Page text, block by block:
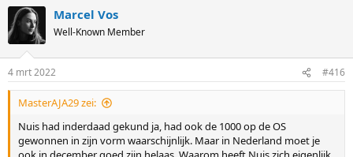
c
t
s
:
Marcel Vos
Well-Known Member
4 mrt 2022 #416
MasterAJA29 zei:
Nuis had inderdaad gekund ja, had ook de 1000 op de OS
gewonnen in zijn vorm waarschijnlijk. Maar in Nederland moet je